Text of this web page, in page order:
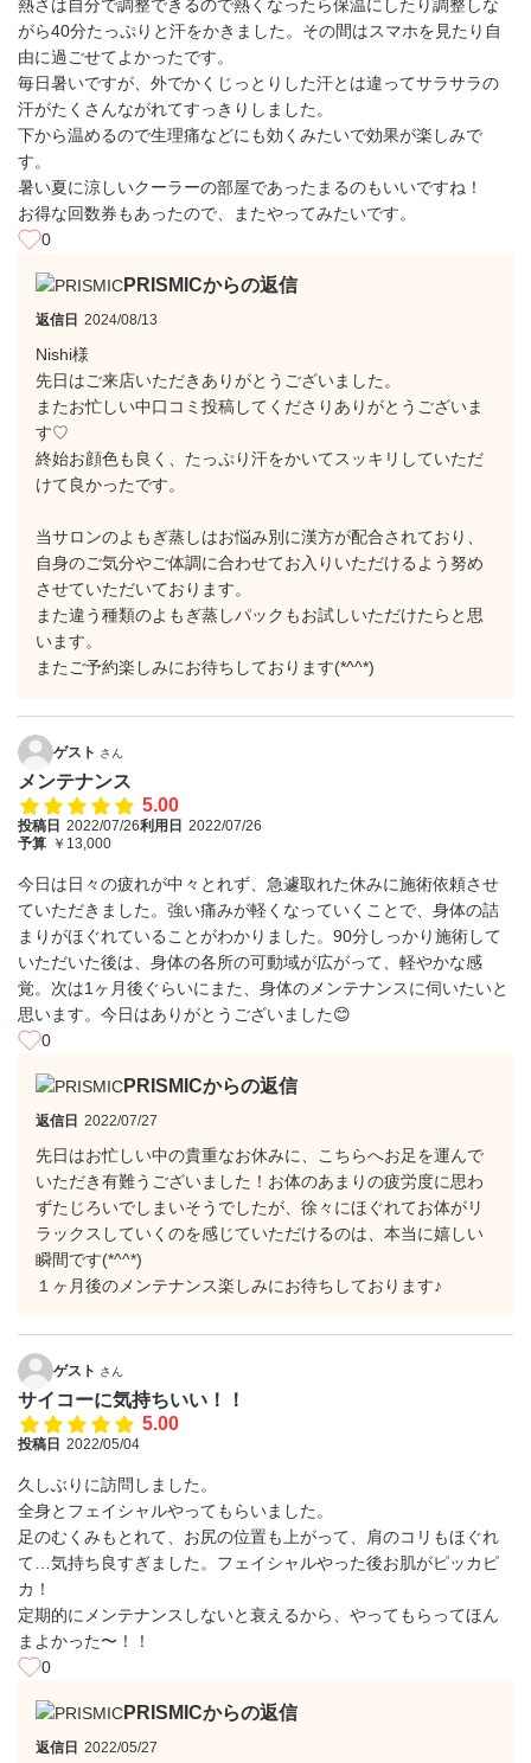
熱さは自分で調整できるので熱くなったら保温にしたり調整しな
がら40分たっぷりと汗をかきました。その間はスマホを見たり自
由に過ごせてよかったです。
毎日暑いですが、外でかくじっとりした汗とは違ってサラサラの
汗がたくさんながれてすっきりしました。
下から温めるので生理痛などにも効くみたいで効果が楽しみで
す。
暑い夏に涼しいクーラーの部屋であったまるのもいいですね！
お得な回数券もあったので、またやってみたいです。
0
PRISMICからの返信
返信日 2024/08/13
Nishi様
先日はご来店いただきありがとうございました。
またお忙しい中口コミ投稿してくださりありがとうございま
す♡
終始お顔色も良く、たっぷり汗をかいてスッキリしていただ
けて良かったです。
当サロンのよもぎ蒸しはお悩み別に漢方が配合されており、
自身のご気分やご体調に合わせてお入りいただけるよう努め
させていただいております。
また違う種類のよもぎ蒸しパックもお試しいただけたらと思
います。
またご予約楽しみにお待ちしております(*^^*)
ゲスト さん
メンテナンス
5.00
投稿日 2022/07/26利用日 2022/07/26
予算 ￥13,000
今日は日々の疲れが中々とれず、急遽取れた休みに施術依頼させ
ていただきました。強い痛みが軽くなっていくことで、身体の詰
まりがほぐれていることがわかりました。90分しっかり施術して
いただいた後は、身体の各所の可動域が広がって、軽やかな感
覚。次は1ヶ月後ぐらいにまた、身体のメンテナンスに伺いたいと
思います。今日はありがとうございました😊
0
PRISMICからの返信
返信日 2022/07/27
先日はお忙しい中の貴重なお休みに、こちらへお足を運んで
いただき有難うございました！お体のあまりの疲労度に思わ
ずたじろいでしまいそうでしたが、徐々にほぐれてお体がリ
ラックスしていくのを感じていただけるのは、本当に嬉しい
瞬間です(*^^*)
１ヶ月後のメンテナンス楽しみにお待ちしております♪
ゲスト さん
サイコーに気持ちいい！！
5.00
投稿日 2022/05/04
久しぶりに訪問しました。
全身とフェイシャルやってもらいました。
足のむくみもとれて、お尻の位置も上がって、肩のコリもほぐれ
て…気持ち良すぎました。フェイシャルやった後お肌がピッカピ
カ！
定期的にメンテナンスしないと衰えるから、やってもらってほん
まよかった〜！！
0
PRISMICからの返信
返信日 2022/05/27